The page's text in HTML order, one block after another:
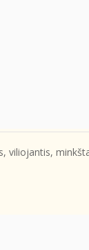
viliojantis,